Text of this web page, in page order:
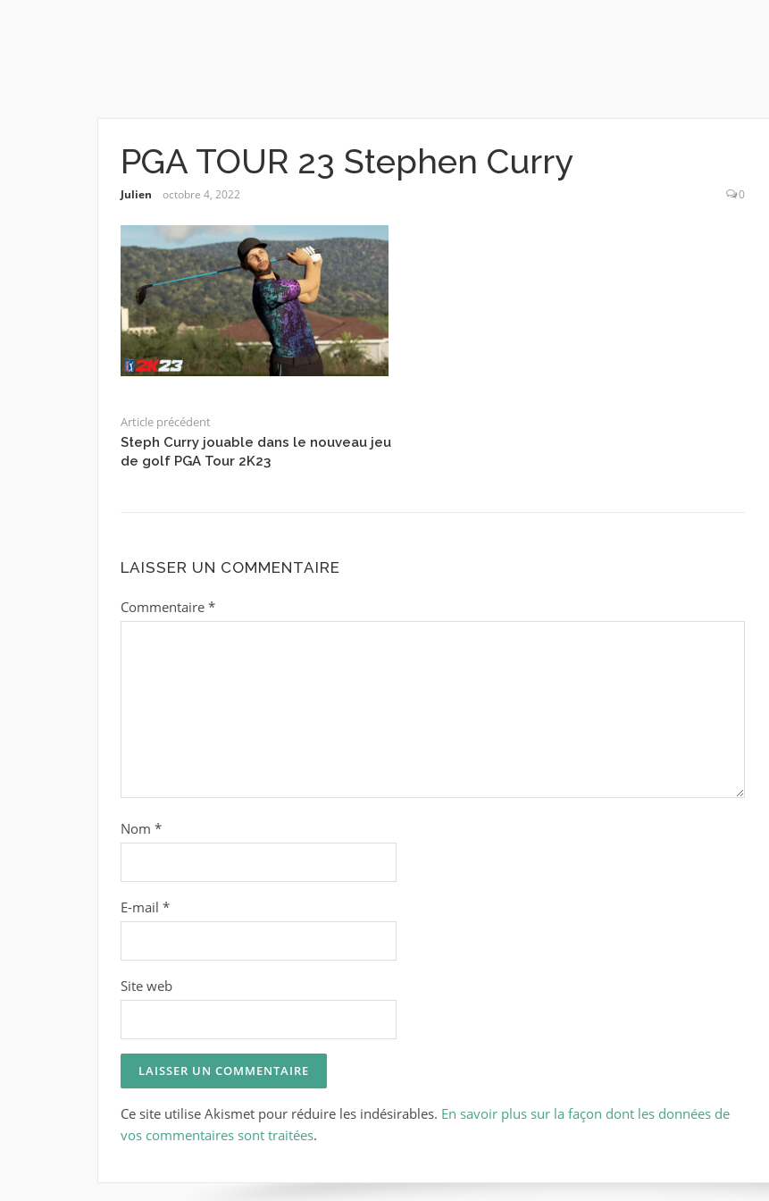
PGA TOUR 23 Stephen Curry
Julien octobre 4, 2022 0
Article précédent
Steph Curry jouable dans le nouveau jeu
de golf PGA Tour 2K23
LAISSER UN COMMENTAIRE
Commentaire *
Nom *
E-mail *
Site web
Ce site utilise Akismet pour réduire les indésirables. En savoir plus sur la façon dont les données de
vos commentaires sont traitées.